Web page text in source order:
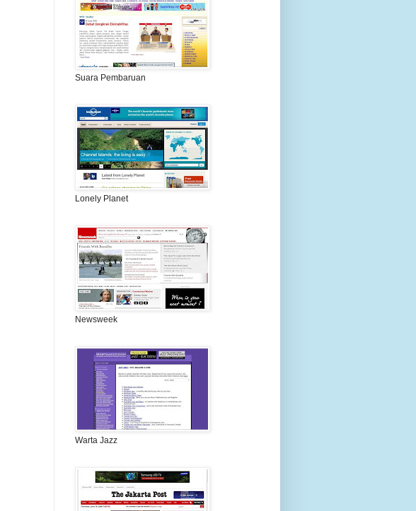
Suara Pembaruan
Lonely Planet
Newsweek
Warta Jazz